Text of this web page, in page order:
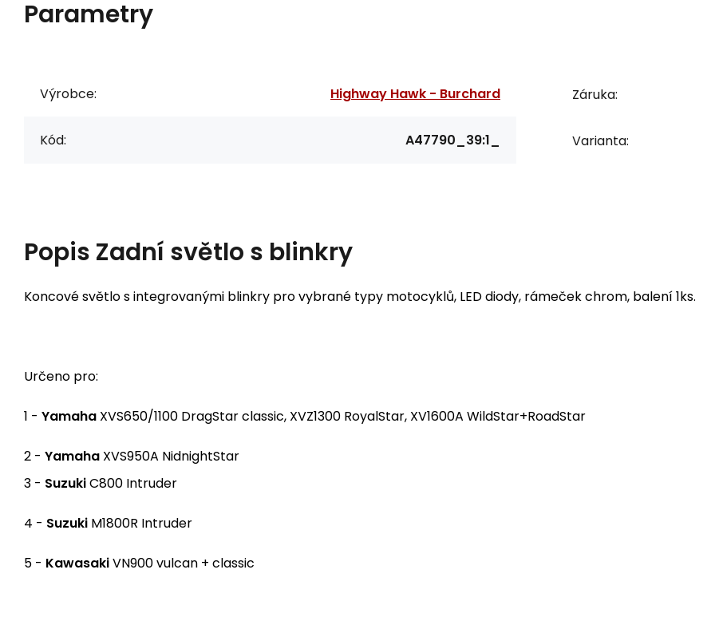
Parametry
Výrobce: Highway Hawk - Burchard
Kód: A47790_39:1_
Záruka:
Varianta:
Popis Zadní světlo s blinkry
Koncové světlo s integrovanými blinkry pro vybrané typy motocyklů, LED diody, rámeček chrom, balení 1ks.
Určeno pro:
1 - Yamaha XVS650/1100 DragStar classic, XVZ1300 RoyalStar, XV1600A WildStar+RoadStar
2 - Yamaha XVS950A NidnightStar
3 - SuzukiC800 Intruder
4 - Suzuki M1800R Intruder
5 - KawasakiVN900 vulcan + classic